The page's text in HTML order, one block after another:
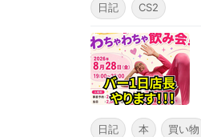
日記
CS2
日記
本 買い物